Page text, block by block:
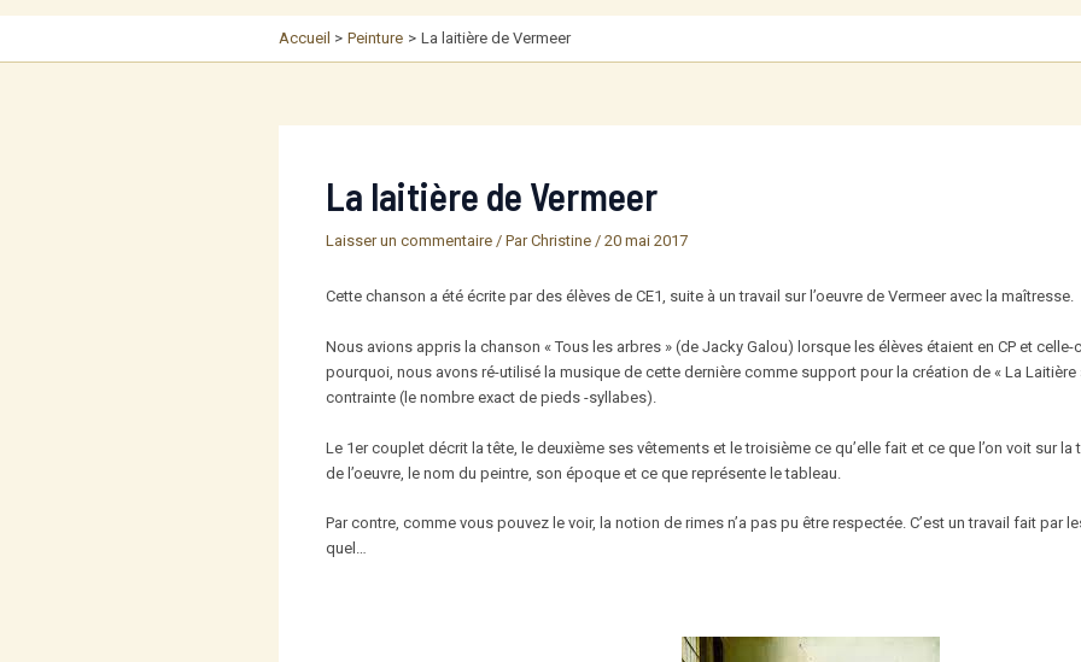
Accueil Peinture La laitière de Vermeer
La laitière de Vermeer
Laisser un commentaire / ParChristine / 20 mai 2017
Cette chanson a été écrite par des élèves de CE1, suite à un travail sur l’oeuvre de Vermeer avec la maîtresse.
Nous avions appris la chanson « Tous les arbres » (de Jacky Galou) lorsque les élèves étaient en CP et celle-
pourquoi, nous avons ré-utilisé la musique de cette dernière comme support pour la création de « La Laitière
contrainte (le nombre exact de pieds -syllabes).
Le 1er couplet décrit la tête, le deuxième ses vêtements et le troisième ce qu’elle fait et ce que l’on voit sur la
de l’oeuvre, le nom du peintre, son époque et ce que représente le tableau.
Par contre, comme vous pouvez le voir, la notion de rimes n’a pas pu être respectée. C’est un travail fait par
quel…